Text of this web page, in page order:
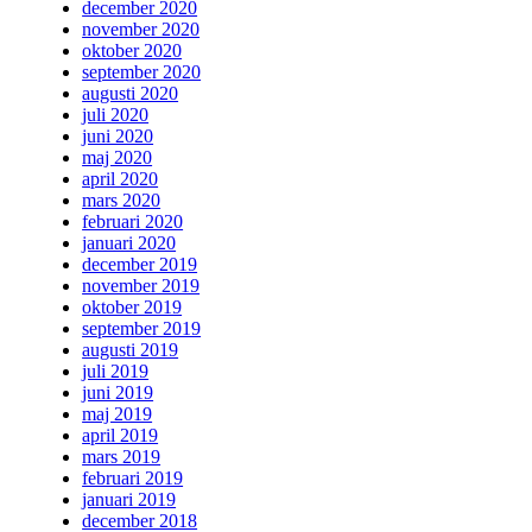
december 2020
november 2020
oktober 2020
september 2020
augusti 2020
juli 2020
juni 2020
maj 2020
april 2020
mars 2020
februari 2020
januari 2020
december 2019
november 2019
oktober 2019
september 2019
augusti 2019
juli 2019
juni 2019
maj 2019
april 2019
mars 2019
februari 2019
januari 2019
december 2018